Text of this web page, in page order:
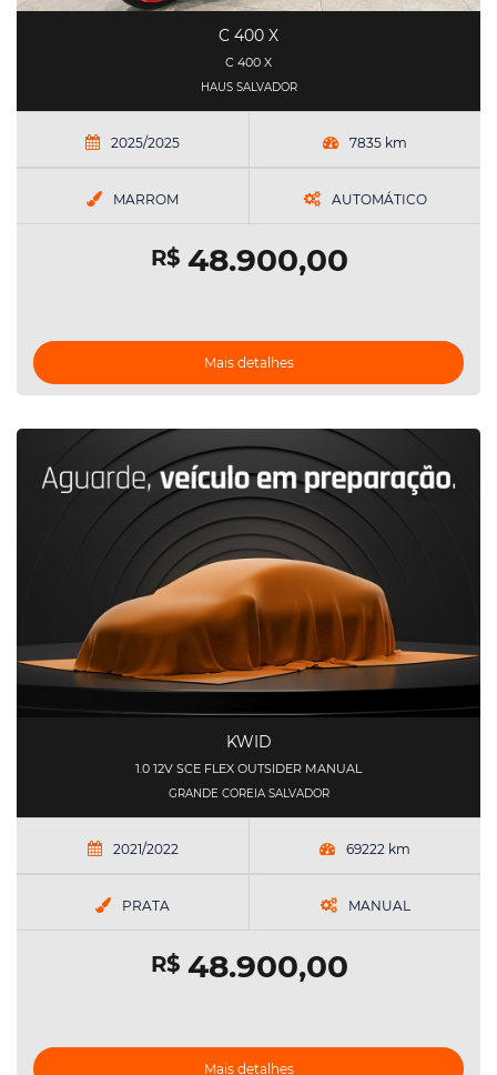
C 400 X
C 400 X
HAUS SALVADOR
2025/2025 7835 km
MARROM AUTOMÁTICO
R$48.900,00
Mais detalhes
KWID
1.0 12V SCE FLEX OUTSIDER MANUAL
GRANDE COREIA SALVADOR
2021/2022 69222 km
PRATA MANUAL
R$48.900,00
Mais detalhes